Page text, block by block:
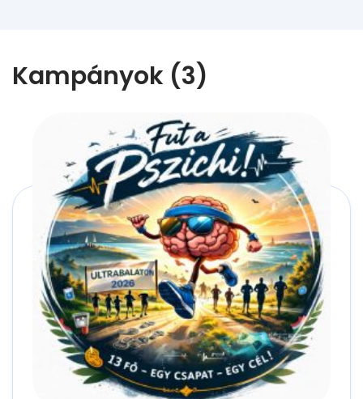
Kampányok (3)